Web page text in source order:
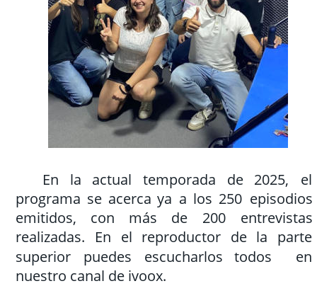
En la actual temporada de 2025,
el
programa se acerca ya a los 250 episodios
emitidos,
con más de 200
entrevistas
realizadas.
En el reproductor de la parte
superior
puedes escucharlos todos
en
nuestro canal de ivoox.